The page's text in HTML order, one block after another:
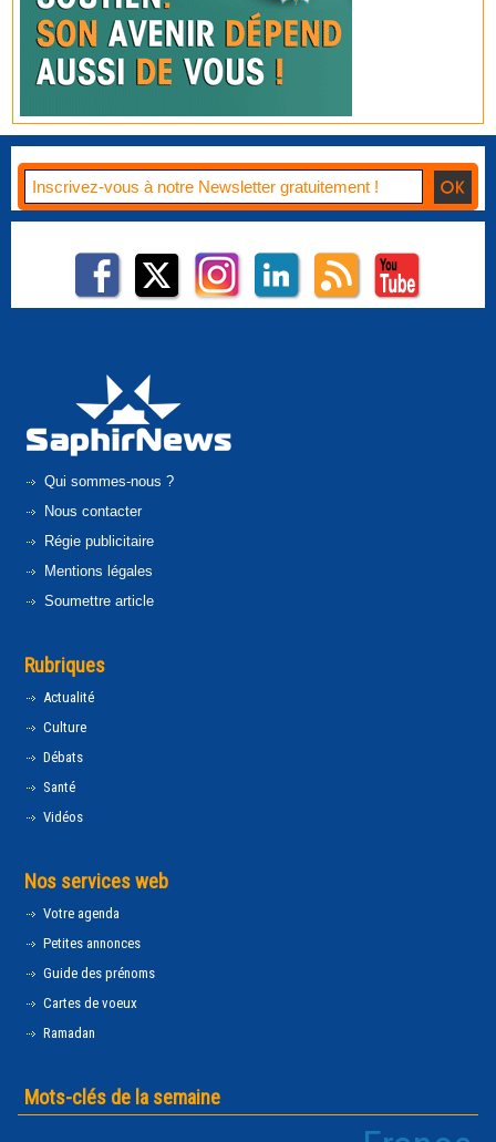
Qui sommes-nous ?
Nous contacter
Régie publicitaire
Mentions légales
Soumettre article
Rubriques
Actualité
Culture
Débats
Santé
Vidéos
Nos services web
Votre agenda
Petites annonces
Guide des prénoms
Cartes de voeux
Ramadan
Mots-clés de la semaine